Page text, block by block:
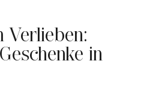
Verlieben:
in